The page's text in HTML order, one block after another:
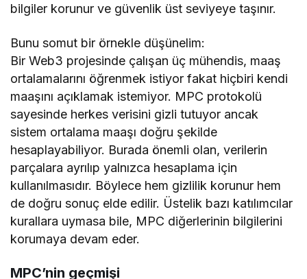
bilgiler korunur ve güvenlik üst seviyeye taşınır.
Bunu somut bir örnekle düşünelim:
Bir Web3 projesinde çalışan üç mühendis, maaş
ortalamalarını öğrenmek istiyor fakat hiçbiri kendi
maaşını açıklamak istemiyor. MPC protokolü
sayesinde herkes verisini gizli tutuyor ancak
sistem ortalama maaşı doğru şekilde
hesaplayabiliyor. Burada önemli olan, verilerin
parçalara ayrılıp yalnızca hesaplama için
kullanılmasıdır. Böylece hem gizlilik korunur hem
de doğru sonuç elde edilir. Üstelik bazı katılımcılar
kurallara uymasa bile, MPC diğerlerinin bilgilerini
korumaya devam eder.
MPC’nin geçmişi